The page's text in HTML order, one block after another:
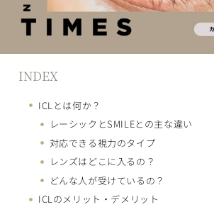
INDEX
ICLとは何か？
レーシックとSMILEとの主な違い
対応できる視力のタイプ
レンズはどこに入るの？
どんな人が受けているの？
ICLのメリット・デメリット